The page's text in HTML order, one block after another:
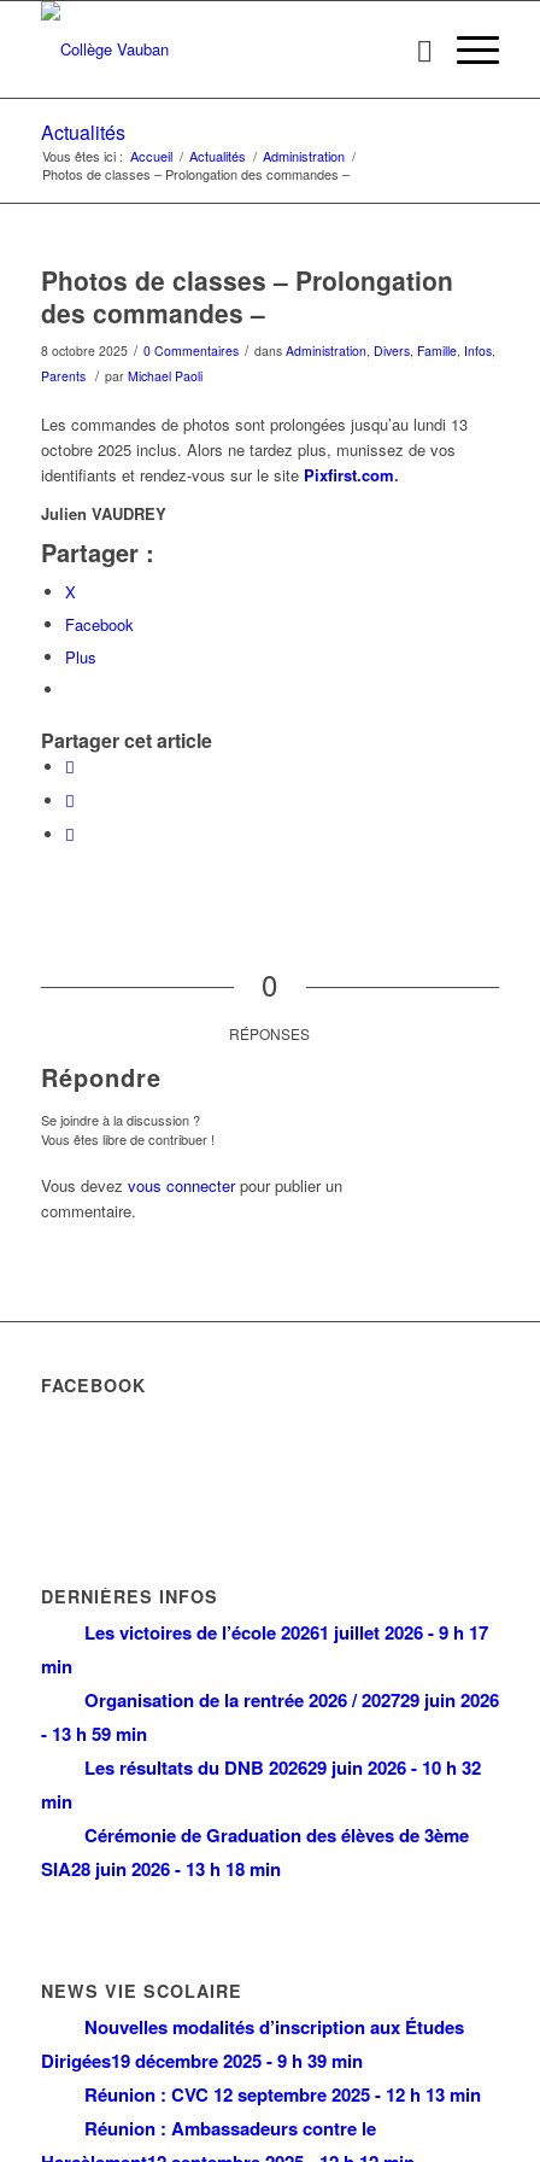
Actualités
Vous êtes ici : Accueil / Actualités / Administration /
Photos de classes – Prolongation des commandes –
Photos de classes – Prolongation
des commandes –
8 octobre 2025 / 0 Commentaires / dans Administration, Divers, Famille, Infos,
Parents / par Michael Paoli
Les commandes de photos sont prolongées jusqu’au lundi 13
octobre 2025 inclus. Alors ne tardez plus, munissez de vos
identifiants et rendez-vous sur le site Pixfirst.com.
Julien VAUDREY
Partager :
X
Facebook
Plus
Partager cet article
0
RÉPONSES
Répondre
Se joindre à la discussion ?
Vous êtes libre de contribuer !
Vous devez vous connecterpour publier un
commentaire.
FACEBOOK
DERNIÈRES INFOS
Les victoires de l’école 20261 juillet 2026 - 9 h 17
min
Organisation de la rentrée 2026 / 202729 juin 2026
- 13 h 59 min
Les résultats du DNB 202629 juin 2026 - 10 h 32
min
Cérémonie de Graduation des élèves de 3ème
SIA28 juin 2026 - 13 h 18 min
NEWS VIE SCOLAIRE
Nouvelles modalités d’inscription aux Études
Dirigées19 décembre 2025 - 9 h 39 min
Réunion : CVC 12 septembre 2025 - 12 h 13 min
Réunion : Ambassadeurs contre le